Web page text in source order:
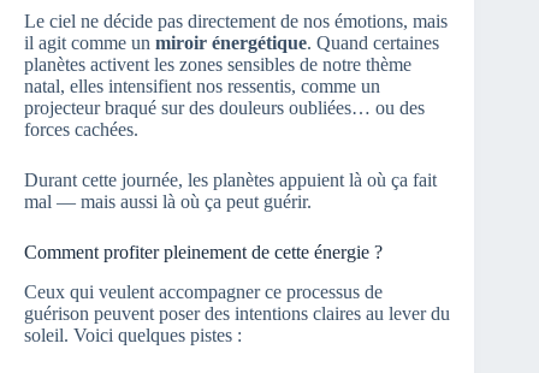
Le ciel ne décide pas directement de nos émotions, mais
il agit comme un miroir énergétique. Quand certaines
planètes activent les zones sensibles de notre thème
natal, elles intensifient nos ressentis, comme un
projecteur braqué sur des douleurs oubliées… ou des
forces cachées.
Durant cette journée, les planètes appuient là où ça fait
mal — mais aussi là où ça peut guérir.
Comment profiter pleinement de cette énergie ?
Ceux qui veulent accompagner ce processus de
guérison peuvent poser des intentions claires au lever du
soleil. Voici quelques pistes :